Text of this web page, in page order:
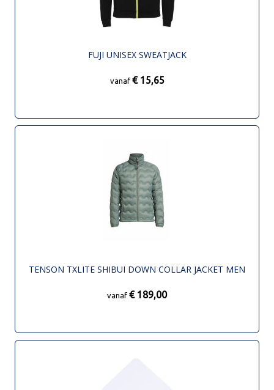
FUJI UNISEX SWEATJACK
vanaf € 15,65
TENSON TXLITE SHIBUI DOWN COLLAR JACKET MEN
vanaf € 189,00